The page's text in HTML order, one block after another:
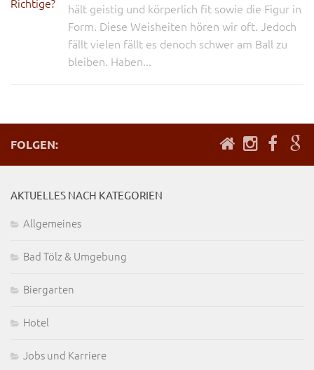
hält geistig und körperlich fit sowie die Figur in
Form. Diese Weisheiten hören wir oft. Jedoch
fällt vielen fällt es denoch schwer am Ball zu
bleiben. Haben...
FOLGEN:
AKTUELLES NACH KATEGORIEN
Allgemeines
Bad Tölz & Umgebung
Biergarten
Hotel
Jobs und Karriere